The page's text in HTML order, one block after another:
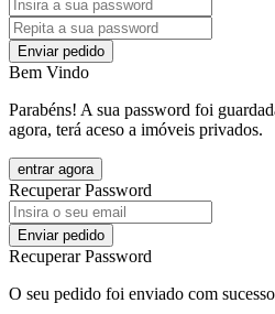
Enviar pedido
Bem Vindo
Parabéns! A sua password foi
agora, terá aceso a imóveis privados.
entrar agora
Recuperar Password
Enviar pedido
Recuperar Password
O seu pedido foi enviado com